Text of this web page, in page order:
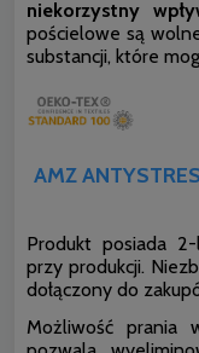
niekorzystny
pościelowe są
substancji, które
AMZ
Produkt posiada
przy produkcji.
dołączony do
Możliwość